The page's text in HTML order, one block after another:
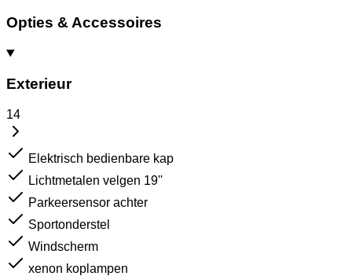
Opties & Accessoires
Exterieur
14
Elektrisch bedienbare kap
Lichtmetalen velgen 19''
Parkeersensor achter
Sportonderstel
Windscherm
xenon koplampen